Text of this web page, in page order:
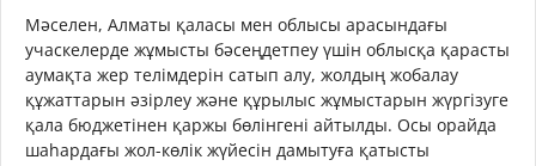
Мәселен, Алматы қаласы мен облысы арасындағы
учаскелерде жұмысты бәсеңдетпеу үшін облысқа қарасты
аумақта жер телімдерін сатып алу, жолдың жобалау
құжаттарын әзірлеу және құрылыс жұмыстарын жүргізуге
қала бюджетінен қаржы бөлінгені айтылды. Осы орайда
шаһардағы жол-көлік жүйесін дамытуға қатысты